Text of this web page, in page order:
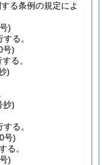
る条例の規定によ
)
る。
号)
る。
)
抄)
る。
号)
る。
)